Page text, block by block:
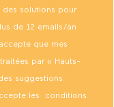
des solutions pour
de 12 emails/an
que mes
par « Hauts-
suggestions
les conditions